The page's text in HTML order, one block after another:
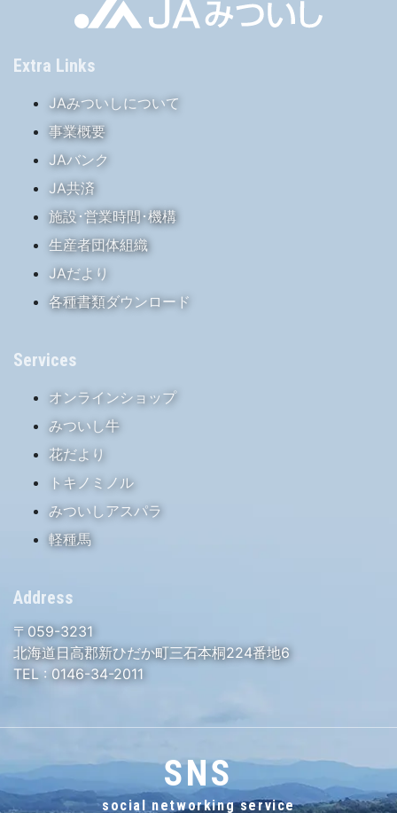
Extra Links
JAみついしについて
事業概要
JAバンク
JA共済
施設･営業時間･機構
生産者団体組織
JAだより
各種書類ダウンロード
Services
オンラインショップ
みついし牛
花だより
トキノミノル
みついしアスパラ
軽種馬
Address
〒059-3231
北海道日高郡新ひだか町三石本桐224番地6
TEL : 0146-34-2011
SNS
social networking service